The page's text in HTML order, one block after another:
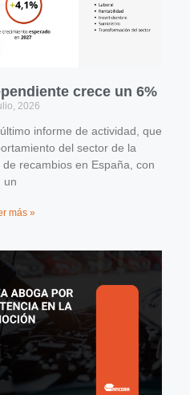
crece un 6%
2026
informe de actividad, que
del sector de la
recambios en España, con
un
más »